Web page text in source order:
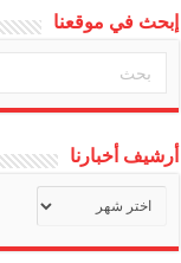
إبحث في موقعنا
أرشيف أخبارنا
أرشيف
أخبارنا